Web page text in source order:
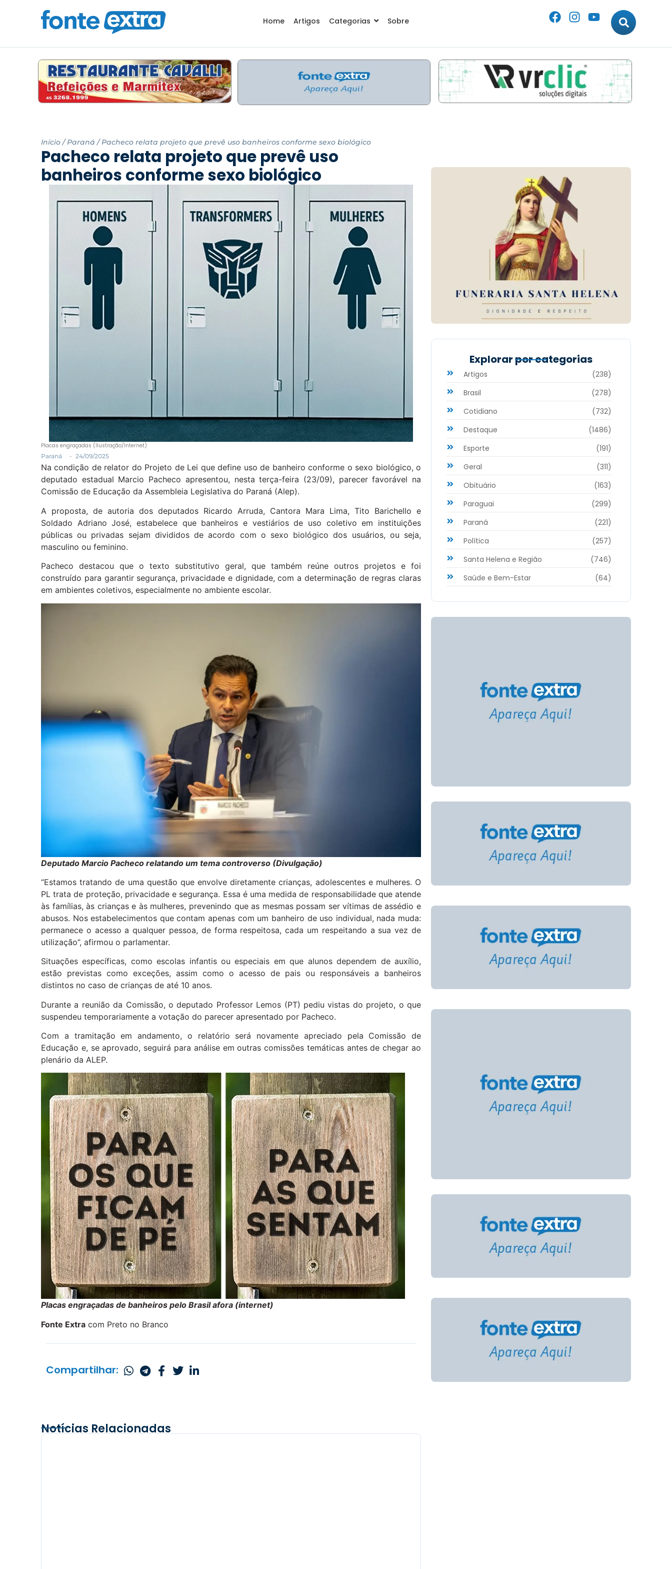
Home Artigos Categorias Sobre
Início / Paraná / Pacheco relata projeto que prevê uso banheiros conforme sexo biológico
Pacheco relata projeto que prevê uso
banheiros conforme sexo biológico
Placas engraçadas (Ilustração/Internet)
Paraná
- 24/09/2025
Na condição de relator do Projeto de Lei que define uso de banheiro conforme o sexo biológico, o
deputado estadual Marcio Pacheco apresentou, nesta terça-feira (23/09), parecer favorável na
Comissão de Educação da Assembleia Legislativa do Paraná (Alep).
A proposta, de autoria dos deputados Ricardo Arruda, Cantora Mara Lima, Tito Barichello e
Soldado Adriano José, estabelece que banheiros e vestiários de uso coletivo em instituições
públicas ou privadas sejam divididos de acordo com o sexo biológico dos usuários, ou seja,
masculino ou feminino.
Pacheco destacou que o texto substitutivo geral, que também reúne outros projetos e foi
construído para garantir segurança, privacidade e dignidade, com a determinação de regras claras
em ambientes coletivos, especialmente no ambiente escolar.
Deputado Marcio Pacheco relatando um tema controverso (Divulgação)
“Estamos tratando de uma questão que envolve diretamente crianças, adolescentes e mulheres. O
PL trata de proteção, privacidade e segurança. Essa é uma medida de responsabilidade que atende
às famílias, às crianças e às mulheres, prevenindo que as mesmas possam ser vítimas de assédio e
abusos. Nos estabelecimentos que contam apenas com um banheiro de uso individual, nada muda:
permanece o acesso a qualquer pessoa, de forma respeitosa, cada um respeitando a sua vez de
utilização”, afirmou o parlamentar.
Situações específicas, como escolas infantis ou especiais em que alunos dependem de auxílio,
estão previstas como exceções, assim como o acesso de pais ou responsáveis a banheiros
distintos no caso de crianças de até 10 anos.
Durante a reunião da Comissão, o deputado Professor Lemos (PT) pediu vistas do projeto, o que
suspendeu temporariamente a votação do parecer apresentado por Pacheco.
Com a tramitação em andamento, o relatório será novamente apreciado pela Comissão de
Educação e, se aprovado, seguirá para análise em outras comissões temáticas antes de chegar ao
plenário da ALEP.
Placas engraçadas de banheiros pelo Brasil afora (internet)
Fonte Extra com Preto no Branco
Compartilhar:
Notícias Relacionadas
Explorar por categorias
Artigos
(238)
Brasil
(278)
Cotidiano
(732)
Destaque
(1486)
Esporte
(191)
Geral
(311)
Obituário
(163)
Paraguai
(299)
Paraná
(221)
Política
(257)
Santa Helena e Região
(746)
Saúde e Bem-Estar
(64)